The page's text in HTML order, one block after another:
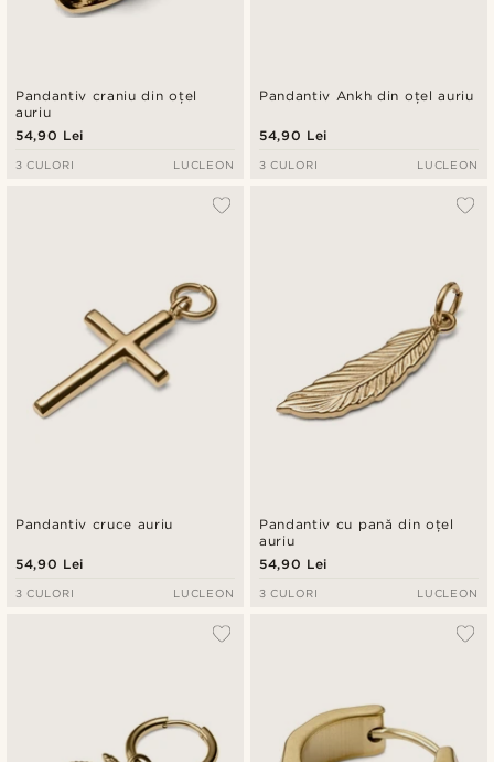
Pandantiv craniu din oțel
auriu
54,90 Lei
3 CULORI LUCLEON
Pandantiv Ankh din oțel auriu
54,90 Lei
3 CULORI LUCLEON
Pandantiv cruce auriu
54,90 Lei
3 CULORI LUCLEON
Pandantiv cu pană din oțel
auriu
54,90 Lei
3 CULORI LUCLEON